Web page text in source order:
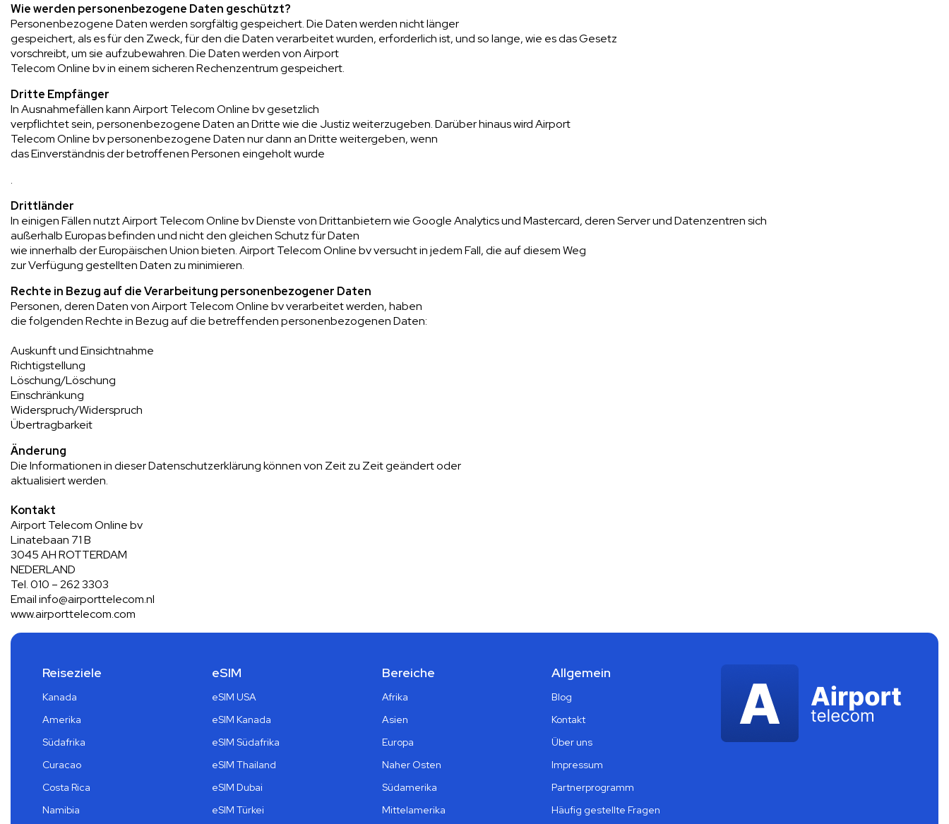
Wie werden personenbezogene Daten geschützt?
Personenbezogene Daten werden sorgfältig gespeichert. Die Daten werden nicht länger
gespeichert, als es für den Zweck, für den die Daten verarbeitet wurden, erforderlich ist, und so lange, wie es das Gesetz
vorschreibt, um sie aufzubewahren. Die Daten werden von Airport
Telecom Online bv in einem sicheren Rechenzentrum gespeichert.
Dritte Empfänger
In Ausnahmefällen kann Airport Telecom Online bv gesetzlich
verpflichtet sein, personenbezogene Daten an Dritte wie die Justiz weiterzugeben. Darüber hinaus wird Airport
Telecom Online bv personenbezogene Daten nur dann an Dritte weitergeben, wenn
das Einverständnis der betroffenen Personen eingeholt wurde
.
Drittländer
In einigen Fällen nutzt Airport Telecom Online bv Dienste von Drittanbietern wie Google Analytics und Mastercard, deren Server und Datenzentren sich
außerhalb Europas befinden und nicht den gleichen Schutz für Daten
wie innerhalb der Europäischen Union bieten. Airport Telecom Online bv versucht in jedem Fall, die auf diesem Weg
zur Verfügung gestellten Daten zu minimieren.
Rechte in Bezug auf die Verarbeitung personenbezogener Daten
Personen, deren Daten von Airport Telecom Online bv verarbeitet werden, haben
die folgenden Rechte in Bezug auf die betreffenden personenbezogenen Daten:
Auskunft und Einsichtnahme
Richtigstellung
Löschung/Löschung
Einschränkung
Widerspruch/Widerspruch
Übertragbarkeit
Änderung
Die Informationen in dieser Datenschutzerklärung können von Zeit zu Zeit geändert oder
aktualisiert werden.
Kontakt
Airport Telecom Online bv
Linatebaan 71 B
3045 AH ROTTERDAM
NEDERLAND
Tel. 010 – 262 3303
Email info@airporttelecom.nl
www.airporttelecom.com
Reiseziele
Kanada
Amerika
Südafrika
Curacao
Costa Rica
Namibia
eSIM
eSIM USA
eSIM Kanada
eSIM Südafrika
eSIM Thailand
eSIM Dubai
eSIM Türkei
Bereiche
Afrika
Asien
Europa
Naher Osten
Südamerika
Mittelamerika
Allgemein
Blog
Kontakt
Über uns
Impressum
Partnerprogramm
Häufig gestellte Fragen